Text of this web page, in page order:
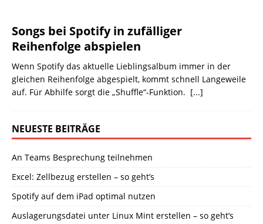
Songs bei Spotify in zufälliger
Reihenfolge abspielen
Wenn Spotify das aktuelle Lieblingsalbum immer in der
gleichen Reihenfolge abgespielt, kommt schnell Langeweile
auf. Für Abhilfe sorgt die „Shuffle“-Funktion. [...]
NEUESTE BEITRÄGE
An Teams Besprechung teilnehmen
Excel: Zellbezug erstellen – so geht’s
Spotify auf dem iPad optimal nutzen
Auslagerungsdatei unter Linux Mint erstellen – so geht’s